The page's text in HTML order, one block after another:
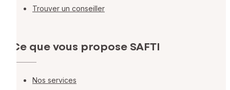
Trouver un conseiller
Ce que vous propose SAFTI
Nos services